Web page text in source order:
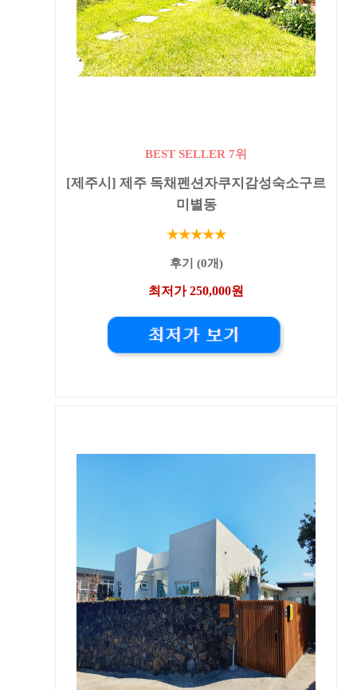
BEST SELLER 7위
[제주시] 제주 독채펜션자쿠지감성숙소구르
미별동
★★★★★
후기 (0개)
최저가 250,000원